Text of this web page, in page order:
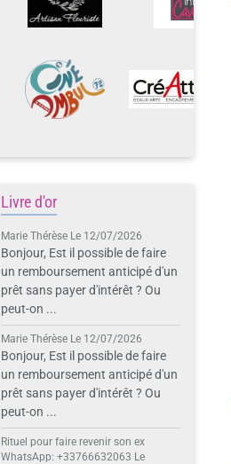
Livre d'or
Marie Thérèse Le 12/07/2026
Bonjour, Est il possible de faire
un remboursement anticipé d'un
prêt sans payer d'intérêt ? Ou
peut-on ...
Marie Thérèse Le 12/07/2026
Bonjour, Est il possible de faire
un remboursement anticipé d'un
prêt sans payer d'intérêt ? Ou
peut-on ...
Rituel pour faire revenir son ex
WhatsApp: +33766632063 Le